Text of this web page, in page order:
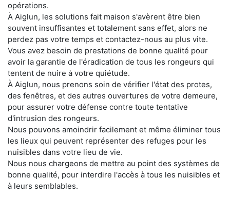
opérations.
À Aiglun, les solutions fait maison s'avèrent être bien
souvent insuffisantes et totalement sans effet, alors ne
perdez pas votre temps et contactez-nous au plus vite.
Vous avez besoin de prestations de bonne qualité pour
avoir la garantie de l'éradication de tous les rongeurs qui
tentent de nuire à votre quiétude.
À Aiglun, nous prenons soin de vérifier l'état des protes,
des fenêtres, et des autres ouvertures de votre demeure,
pour assurer votre défense contre toute tentative
d'intrusion des rongeurs.
Nous pouvons amoindrir facilement et même éliminer tous
les lieux qui peuvent représenter des refuges pour les
nuisibles dans votre lieu de vie.
Nous nous chargeons de mettre au point des systèmes de
bonne qualité, pour interdire l'accès à tous les nuisibles et
à leurs semblables.